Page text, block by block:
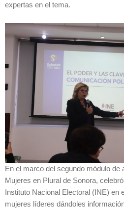
expertas en el tema.
En el marco del segundo módulo de
Mujeres en Plural de Sonora,
Instituto Nacional Electoral (INE) en
mujeres líderes dándoles